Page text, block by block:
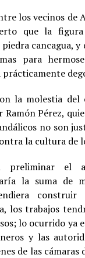
los vecinos de
que la
cancagua, y
para
la molestia del
Pérez,
no son
la cultura de
preliminar el
la suma de
construir
los trabajos
lo ocurrido ya
y las
de las cámaras